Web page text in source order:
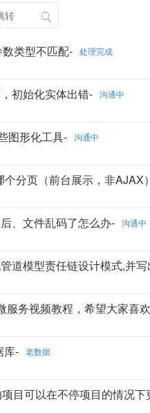
类型不匹配- 处理完成
初始化实体出错- 沟通中
图形化工具- 沟通中
个分页（前台展示，非
、文件乱码了怎么办- 沟通中
道模型责任链设计模式,并
服务视频教程，希望大家喜
库- 老数据
目可以在不停项目的情况